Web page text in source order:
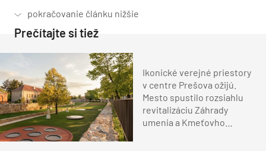
Prečítajte si tiež
Ikonické verejné priestory
v centre Prešova ožijú.
Mesto spustilo rozsiahlu
revitalizáciu Záhrady
umenia a Kmeťovho